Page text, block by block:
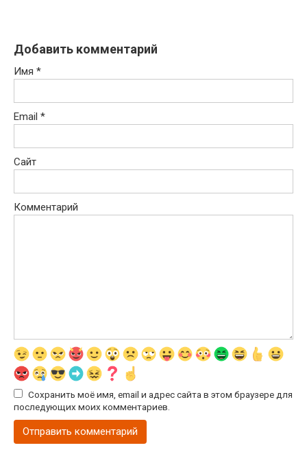
Добавить комментарий
Имя *
Email *
Сайт
Комментарий
Сохранить моё имя, email и адрес сайта в этом браузере для
последующих моих комментариев.